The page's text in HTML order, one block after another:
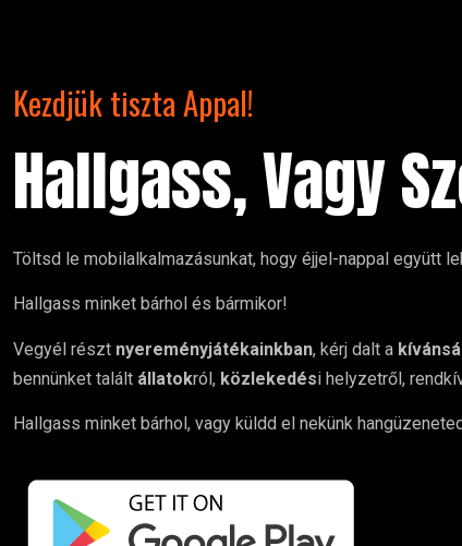
Kezdjük tiszta Appal!
Hallgass, Vagy
Töltsd le mobilalkalmazásunkat, hogy éjjel-nappal együtt
Hallgass minket bárhol és bármikor!
Vegyél részt nyereményjátékainkban, kérj dalt a
bennünket talált állatokról, közlekedési helyzetről,
Hallgass minket bárhol, vagy küldd el nekünk